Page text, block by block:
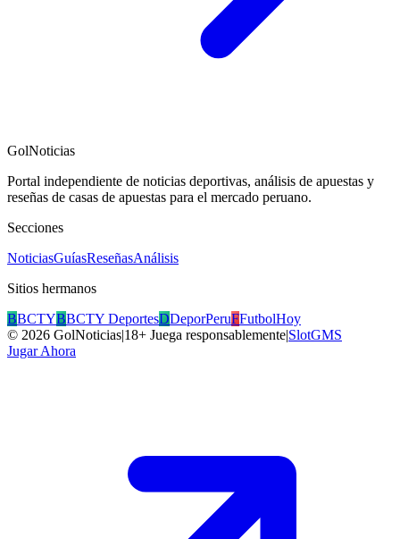
GolNoticias
Portal independiente de noticias deportivas, análisis de apuestas y
reseñas de casas de apuestas para el mercado peruano.
Secciones
NoticiasGuíasReseñasAnálisis
Sitios hermanos
BBCTYBBCTY DeportesDDeporPeruFFutbolHoy
© 2026 GolNoticias|18+ Juega responsablemente|SlotGMS
Jugar Ahora